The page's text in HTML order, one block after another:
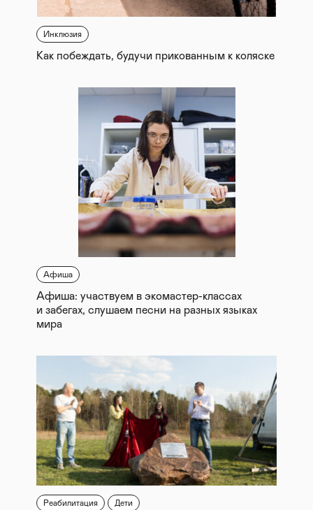
Инклюзия
Как побеждать, будучи прикованным к коляске
Афиша
Афиша: участвуем в экомастер-классах
и забегах, слушаем песни на разных языках
мира
Реабилитация Дети